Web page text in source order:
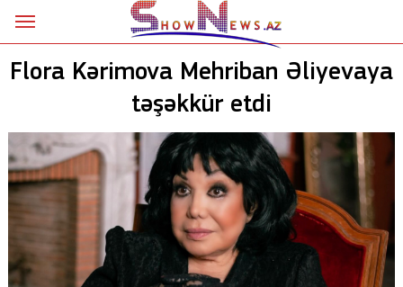
Siyasət
Kriminal
Şou
Astrologiya
Flora Kərimova Mehriban Əliyevaya
təşəkkür etdi